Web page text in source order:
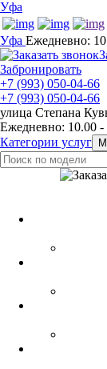
Уфа
Уфа Ежедневно:
Забронировать
+7 (993) 050-04-66
+7 (993) 050-04-66
улица Степана
Ежедневно: 10.00 -
Категории услуг